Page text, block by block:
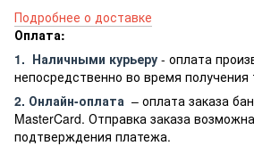
Подробнее о доставке
Оплата:
1. Наличными курьеру - оплата
непосредственно во время получения
2. Онлайн-оплата – оплата заказа
MasterCard. Отправка заказа
подтверждения платежа.